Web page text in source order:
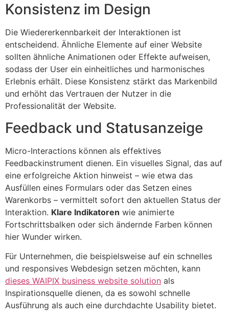
Konsistenz im Design
Die Wiedererkennbarkeit der Interaktionen ist
entscheidend. Ähnliche Elemente auf einer Website
sollten ähnliche Animationen oder Effekte aufweisen,
sodass der User ein einheitliches und harmonisches
Erlebnis erhält. Diese Konsistenz stärkt das Markenbild
und erhöht das Vertrauen der Nutzer in die
Professionalität der Website.
Feedback und Statusanzeige
Micro-Interactions können als effektives
Feedbackinstrument dienen. Ein visuelles Signal, das auf
eine erfolgreiche Aktion hinweist – wie etwa das
Ausfüllen eines Formulars oder das Setzen eines
Warenkorbs – vermittelt sofort den aktuellen Status der
Interaktion. Klare Indikatoren wie animierte
Fortschrittsbalken oder sich ändernde Farben können
hier Wunder wirken.
Für Unternehmen, die beispielsweise auf ein schnelles
und responsives Webdesign setzen möchten, kann
dieses WAIPIX business website solution als
Inspirationsquelle dienen, da es sowohl schnelle
Ausführung als auch eine durchdachte Usability bietet.